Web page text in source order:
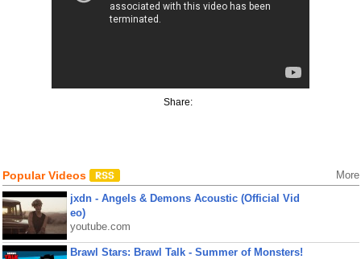
Share:
Popular Videos More
jxdn - Angels & Demons Acoustic (Official Vid
eo)
youtube.com
Brawl Stars: Brawl Talk - Summer of Monsters!